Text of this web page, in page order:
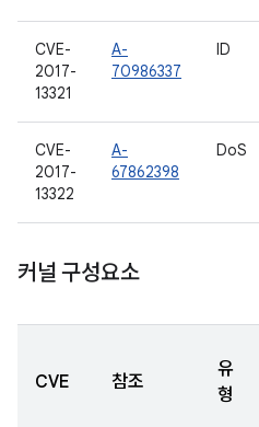
CVE-
2017-
13321
A-
70986337
ID
CVE-
2017-
13322
A-
67862398
DoS
커널 구성요소
CVE 참조
유
형